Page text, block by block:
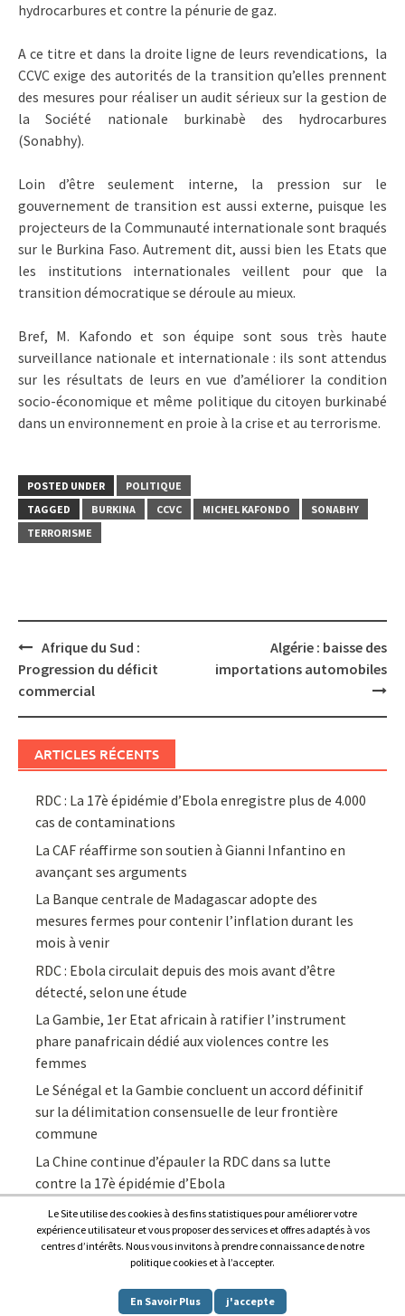
hydrocarbures et contre la pénurie de gaz.
A ce titre et dans la droite ligne de leurs revendications, la
CCVC exige des autorités de la transition qu’elles prennent
des mesures pour réaliser un audit sérieux sur la gestion de
la Société nationale burkinabè des hydrocarbures
(Sonabhy).
Loin d’être seulement interne, la pression sur le
gouvernement de transition est aussi externe, puisque les
projecteurs de la Communauté internationale sont braqués
sur le Burkina Faso. Autrement dit, aussi bien les Etats que
les institutions internationales veillent pour que la
transition démocratique se déroule au mieux.
Bref, M. Kafondo et son équipe sont sous très haute
surveillance nationale et internationale : ils sont attendus
sur les résultats de leurs en vue d’améliorer la condition
socio-économique et même politique du citoyen burkinabé
dans un environnement en proie à la crise et au terrorisme.
POSTED UNDER
POLITIQUE
TAGGED
BURKINA CCVC MICHEL KAFONDO
SONABHY
TERRORISME
Post
navigation
Afrique du Sud :
Progression du déficit
commercial
Algérie : baisse des
importations automobiles
ARTICLES RÉCENTS
RDC : La 17è épidémie d’Ebola enregistre plus de 4.000
cas de contaminations
La CAF réaffirme son soutien à Gianni Infantino en
avançant ses arguments
La Banque centrale de Madagascar adopte des
mesures fermes pour contenir l’inflation durant les
mois à venir
RDC : Ebola circulait depuis des mois avant d’être
détecté, selon une étude
La Gambie, 1er Etat africain à ratifier l’instrument
phare panafricain dédié aux violences contre les
femmes
Le Sénégal et la Gambie concluent un accord définitif
sur la délimitation consensuelle de leur frontière
commune
La Chine continue d’épauler la RDC dans sa lutte
contre la 17è épidémie d’Ebola
Afrique7, l’info du continent en continu
Proudly powered by WordPress.| Theme: Awaken by
Le Site utilise des cookies à des fins statistiques pour améliorer votre
expérience utilisateur et vous proposer des services et offres adaptés à vos
centres d’intérêts. Nous vous invitons à prendre connaissance de notre
politique cookies et à l’accepter.
En Savoir Plus j'accepte